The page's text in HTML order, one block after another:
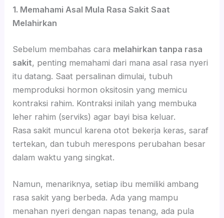
1. Memahami Asal Mula Rasa Sakit Saat
Melahirkan
Sebelum membahas cara melahirkan tanpa rasa
sakit, penting memahami dari mana asal rasa nyeri
itu datang. Saat persalinan dimulai, tubuh
memproduksi hormon oksitosin yang memicu
kontraksi rahim. Kontraksi inilah yang membuka
leher rahim (serviks) agar bayi bisa keluar.
Rasa sakit muncul karena otot bekerja keras, saraf
tertekan, dan tubuh merespons perubahan besar
dalam waktu yang singkat.
Namun, menariknya, setiap ibu memiliki ambang
rasa sakit yang berbeda. Ada yang mampu
menahan nyeri dengan napas tenang, ada pula